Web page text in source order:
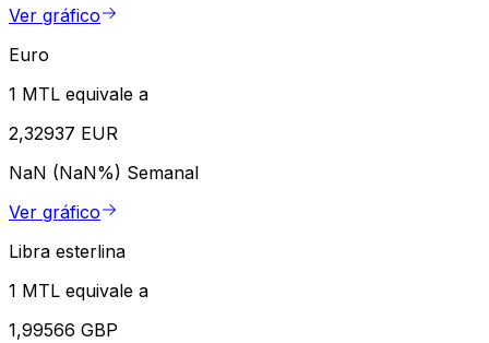
Ver gráfico
Euro
1 MTL equivale a
2,32937 EUR
NaN (NaN%) Semanal
Ver gráfico
Libra esterlina
1 MTL equivale a
1,99566 GBP